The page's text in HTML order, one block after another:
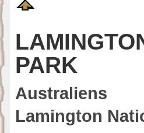
PARK
Lamington